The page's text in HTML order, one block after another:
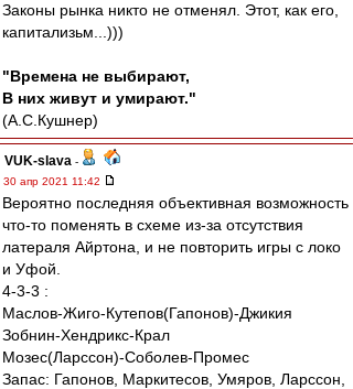
Законы рынка никто не отменял. Этот, как его,
капитализьм...)))
"Времена не выбирают,
В них живут и умирают."
(А.С.Кушнер)
VUK-slava -
30 апр 2021 11:42
Вероятно последняя объективная возможность
что-то поменять в схеме из-за отсутствия
латераля Айртона, и не повторить игры с локо
и Уфой.
4-3-3 :
Маслов-Жиго-Кутепов(Гапонов)-Джикия
Зобнин-Хендрикс-Крал
Мозес(Ларссон)-Соболев-Промес
Запас: Гапонов, Маркитесов, Умяров, Ларссон,